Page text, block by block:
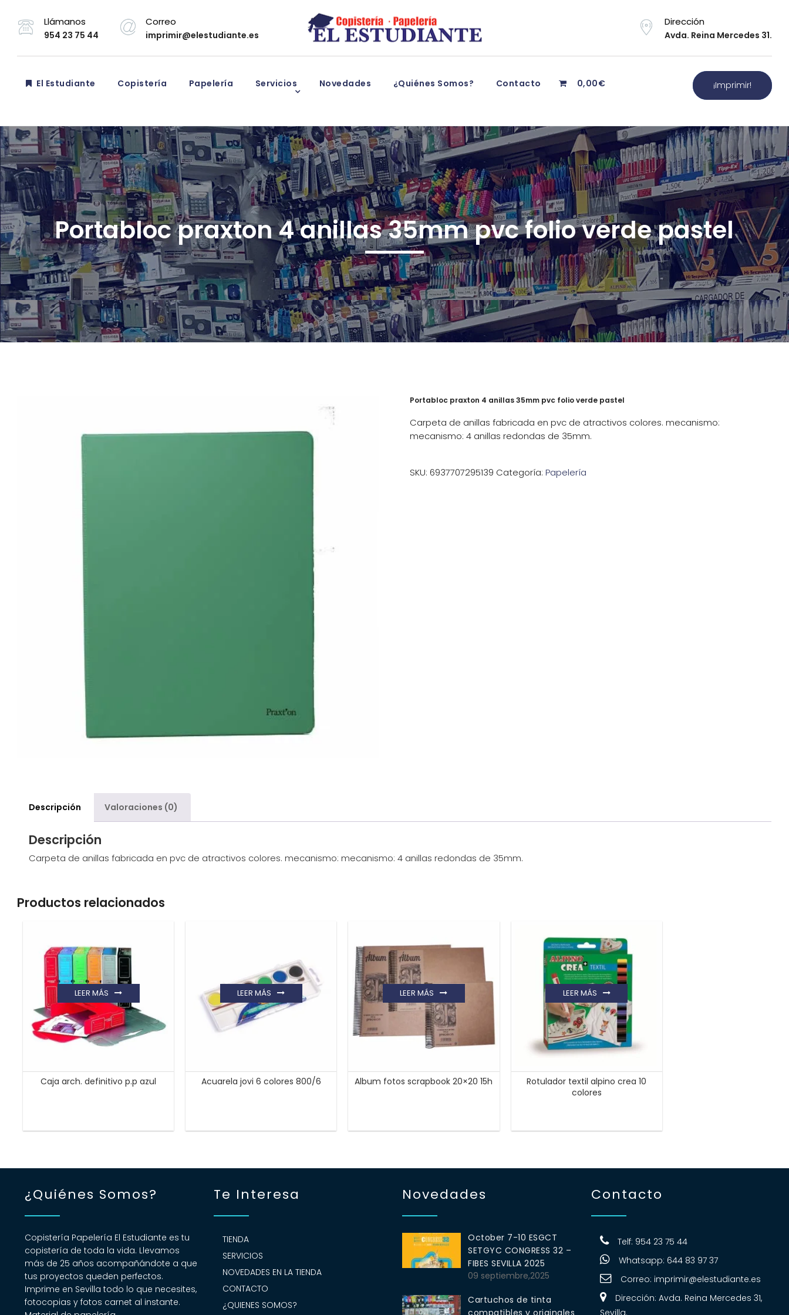
Llámanos
954 23 75 44
Correo
imprimir@elestudiante.es
Dirección
Avda. Reina Mercedes 31.
El Estudiante Copistería Papelería Servicios Novedades ¿Quiénes Somos? Contacto 0,00€ ¡Imprimir!
Portabloc praxton 4 anillas 35mm pvc folio verde pastel
Portabloc praxton 4 anillas 35mm pvc folio verde pastel
Carpeta de anillas fabricada en pvc de atractivos colores. mecanismo:
mecanismo: 4 anillas redondas de 35mm.
SKU: 6937707295139 Categoría: Papelería
Descripción Valoraciones (0)
Descripción
Carpeta de anillas fabricada en pvc de atractivos colores. mecanismo: mecanismo: 4 anillas redondas de 35mm.
Productos relacionados
Caja arch. definitivo p.p azul
LEER MÁS
Acuarela jovi 6 colores 800/6
LEER MÁS
Album fotos scrapbook 20×20 15h
LEER MÁS
Rotulador textil alpino crea 10
colores
LEER MÁS
¿Quiénes Somos?
Copistería Papelería El Estudiante es tu
copistería de toda la vida. Llevamos
más de 25 años acompañándote a que
tus proyectos queden perfectos.
Imprime en Sevilla todo lo que necesites,
fotocopias y fotos carnet al instante.
Te Interesa
TIENDA
SERVICIOS
NOVEDADES EN LA TIENDA
CONTACTO
¿QUIENES SOMOS?
Novedades
October 7-10 ESGCT
SETGYC CONGRESS 32 –
FIBES SEVILLA 2025
09 septiembre,2025
Cartuchos de tinta
Contacto
Telf: 954 23 75 44
Whatsapp: 644 83 97 37
Correo: imprimir@elestudiante.es
Dirección: Avda. Reina Mercedes 31,